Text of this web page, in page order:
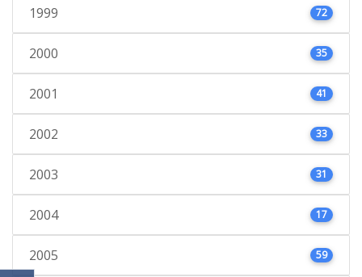
1999 72
2000 35
2001 41
2002 33
2003 31
2004 17
2005 59